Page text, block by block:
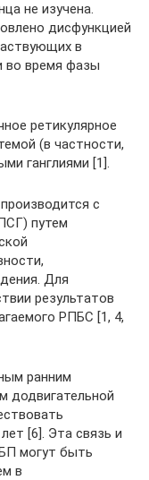
не изучена.
дисфункцией
в
во время фазы
ретикулярное
(в частности,
ганглиями [1].
с
путем
Для
результатов
РПБС [1, 4,
ранним
[6]. Эта связь и
могут быть
в